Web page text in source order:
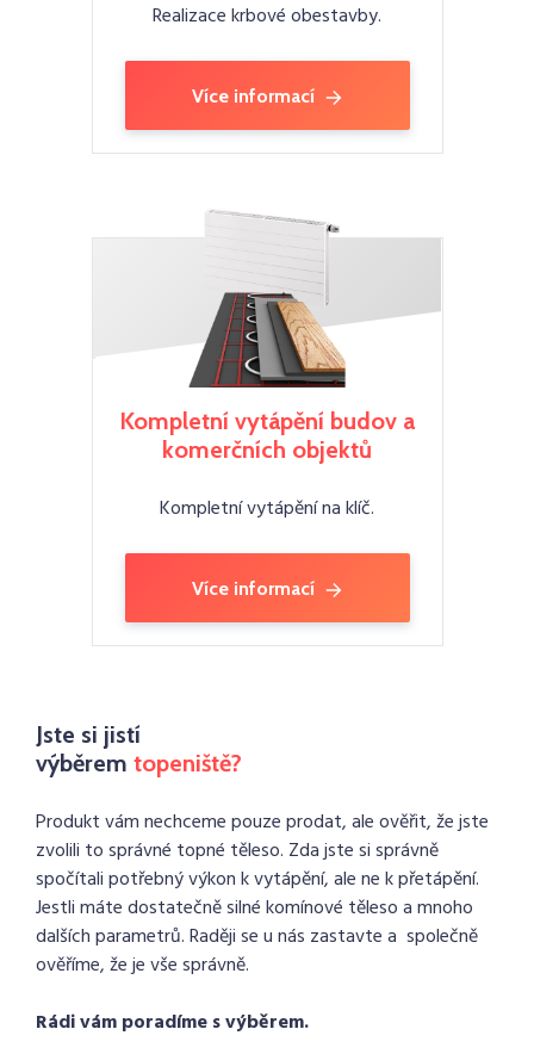
Realizace krbové obestavby.
Více informací
Kompletní vytápění budov a
komerčních objektů
Kompletní vytápění na klíč.
Více informací
Jste si jistí
výběrem topeniště?
Produkt vám nechceme pouze prodat, ale ověřit, že jste
zvolili to správné topné těleso. Zda jste si správně
spočítali potřebný výkon k vytápění, ale ne k přetápění.
Jestli máte dostatečně silné komínové těleso a mnoho
dalších parametrů. Raději se u nás zastavte a společně
ověříme, že je vše správně.
Rádi vám poradíme s výběrem.